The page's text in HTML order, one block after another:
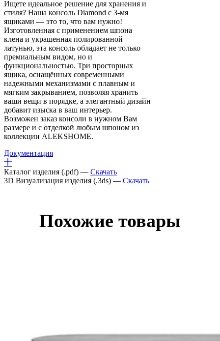
Ищете идеальное решение для хранения и
стиля? Наша консоль Diamond с 3-мя
ящиками — это то, что вам нужно!
Изготовленная с применением шпона
клена и украшенная полированной
латунью, эта консоль обладает не только
премиальным видом, но и
функциональностью. Три просторных
ящика, оснащённых современными
надежными механизмами с плавным и
мягким закрыванием, позволяя хранить
ваши вещи в порядке, а элегантный дизайн
добавит изыска в ваш интерьер.
Возможен заказ консоли в нужном Вам
размере и с отделкой любым шпоном из
коллекции ALEKSHOME.
Документация
Каталог изделия (.pdf) — Скачать
3D Визуализация изделия (.3ds) — Скачать
Похожие товары